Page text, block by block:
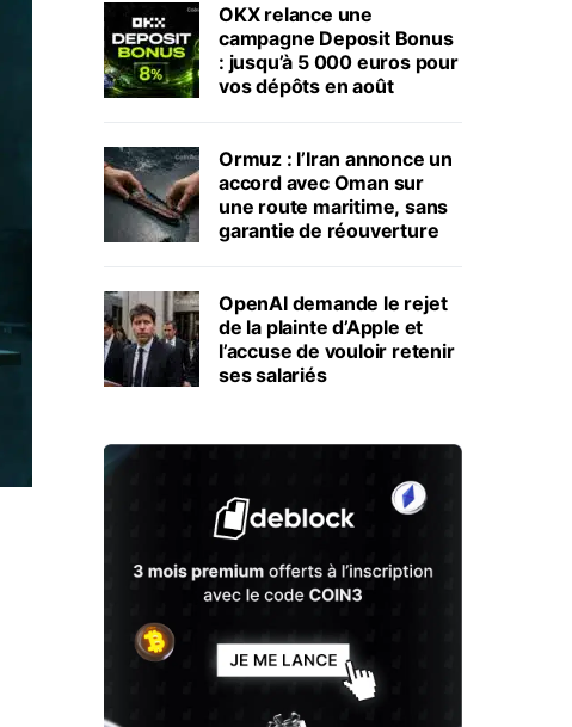
OKX relance une
campagne Deposit Bonus
: jusqu’à 5 000 euros pour
vos dépôts en août
Ormuz : l’Iran annonce un
accord avec Oman sur
une route maritime, sans
garantie de réouverture
OpenAI demande le rejet
de la plainte d’Apple et
l’accuse de vouloir retenir
ses salariés